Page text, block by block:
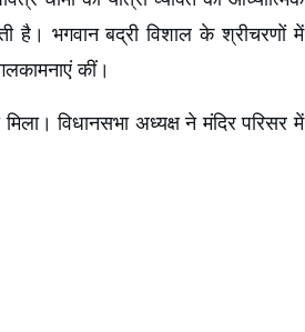
है। भगवान बद्री विशाल के श्रीचरणों में
कीं।
विधानसभा अध्यक्ष ने मंदिर परिसर में